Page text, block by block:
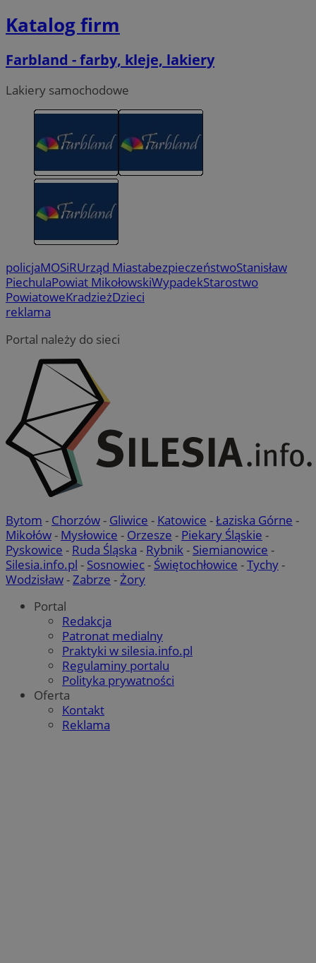
Katalog firm
Farbland - farby, kleje, lakiery
Lakiery samochodowe
policjaMOSiRUrząd MiastabezpieczeństwoStanisław
PiechulaPowiat MikołowskiWypadekStarostwo
PowiatoweKradzieżDzieci
reklama
Portal należy do sieci
Bytom - Chorzów- Gliwice - Katowice -Łaziska Górne -
Mikołów- Mysłowice - Orzesze - Piekary Śląskie -
Pyskowice - Ruda Śląska - Rybnik- Siemianowice -
Silesia.info.pl - Sosnowiec- Świętochłowice -Tychy-
Wodzisław-Zabrze -Żory
Portal
Redakcja
Patronat medialny
Praktyki w silesia.info.pl
Regulaminy portalu
Polityka prywatności
Oferta
Kontakt
Reklama